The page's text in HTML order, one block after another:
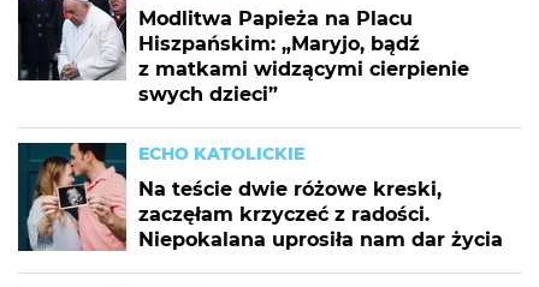
Modlitwa Papieża na Placu
Hiszpańskim: „Maryjo, bądź
z matkami widzącymi cierpienie
swych dzieci”
ECHO KATOLICKIE
Na teście dwie różowe kreski,
zaczęłam krzyczeć z radości.
Niepokalana uprosiła nam dar życia